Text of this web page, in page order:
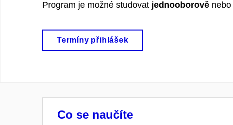
Program je možné studovat jednooborově nebo
Termíny přihlášek
Co se naučíte